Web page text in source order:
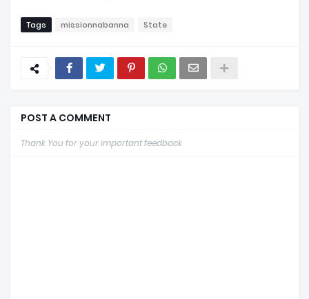
Tags missionnabanna State
POST A COMMENT
Thank You for your important feedback